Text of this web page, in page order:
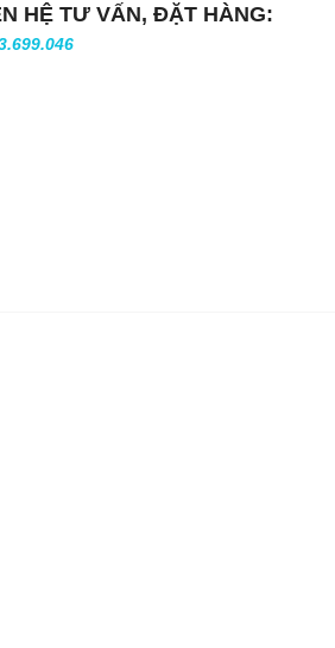
HỆ TƯ VẤN, ĐẶT HÀNG: